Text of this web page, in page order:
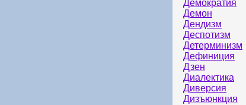
Демократия
Демон
Дендизм
Деспотизм
Детерминизм
Дефиниция
Дзен
Диалектика
Диверсия
Дизъюнкция